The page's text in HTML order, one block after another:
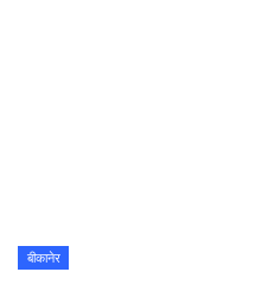
शिक्षा
बीकानेर